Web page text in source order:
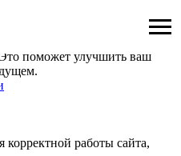
нам сделать его лучше: мы
поможет улучшить ваш
работы сайта,